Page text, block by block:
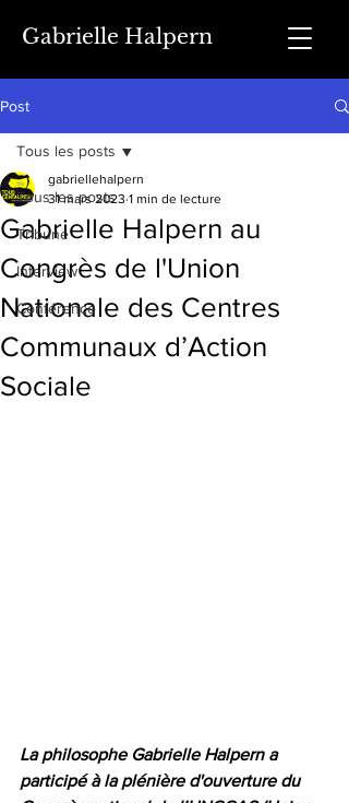
Gabrielle Halpern
Post
Tous les posts
Tribune
Interview
Conférence
Tous les posts
Gabrielle Halpern au
Congrès de l'Union
Nationale des Centres
Communaux d’Action
Sociale
gabriellehalpern
31 mars 2023 1 min de lecture
La philosophe Gabrielle Halpern a
participé à la plénière d'ouverture du